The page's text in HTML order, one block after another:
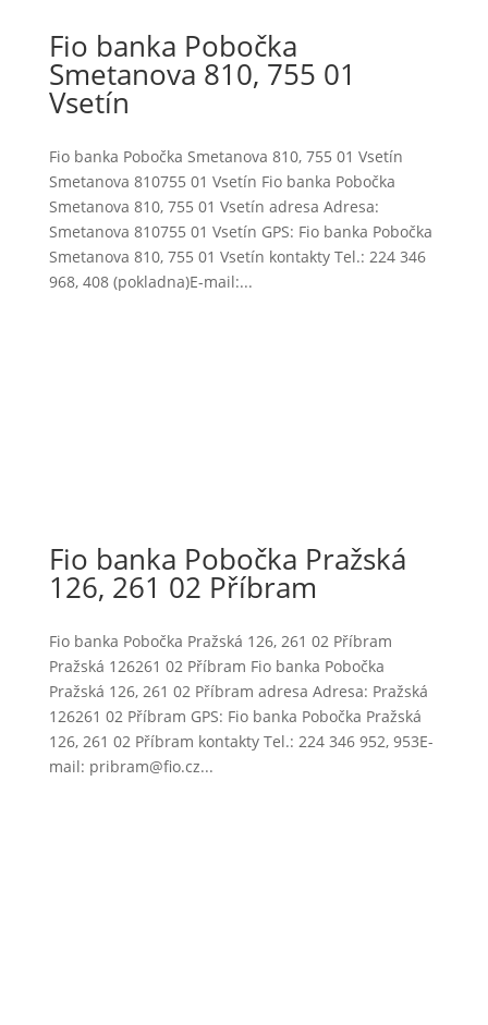
Fio banka Pobočka
Smetanova 810, 755 01
Vsetín
Fio banka Pobočka Smetanova 810, 755 01 Vsetín
Smetanova 810755 01 Vsetín Fio banka Pobočka
Smetanova 810, 755 01 Vsetín adresa Adresa:
Smetanova 810755 01 Vsetín GPS: Fio banka Pobočka
Smetanova 810, 755 01 Vsetín kontakty Tel.: 224 346
968, 408 (pokladna)E-mail:...
Fio banka Pobočka Pražská
126, 261 02 Příbram
Fio banka Pobočka Pražská 126, 261 02 Příbram
Pražská 126261 02 Příbram Fio banka Pobočka
Pražská 126, 261 02 Příbram adresa Adresa: Pražská
126261 02 Příbram GPS: Fio banka Pobočka Pražská
126, 261 02 Příbram kontakty Tel.: 224 346 952, 953E-
mail: pribram@fio.cz...